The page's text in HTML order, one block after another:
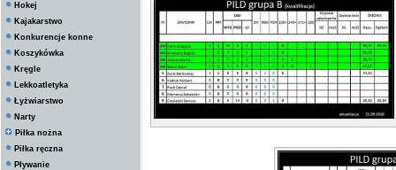
Hokej
Kajakarstwo
Konkurencje konne
Koszykówka
Kręgle
Lekkoatletyka
Łyżwiarstwo
Narty
Piłka nożna
Piłka ręczna
Pływanie